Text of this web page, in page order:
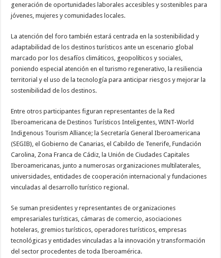
generación de oportunidades laborales accesibles y sostenibles para
jóvenes, mujeres y comunidades locales.
La atención del foro también estará centrada en la sostenibilidad y
adaptabilidad de los destinos turísticos ante un escenario global
marcado por los desafíos climáticos, geopolíticos y sociales,
poniendo especial atención en el turismo regenerativo, la resiliencia
territorial y el uso de la tecnología para anticipar riesgos y mejorar la
sostenibilidad de los destinos.
Entre otros participantes figuran representantes de la Red
Iberoamericana de Destinos Turísticos Inteligentes, WINT-World
Indigenous Tourism Alliance; la Secretaría General Iberoamericana
(SEGIB), el Gobierno de Canarias, el Cabildo de Tenerife, Fundación
Carolina, Zona Franca de Cádiz, la Unión de Ciudades Capitales
Iberoamericanas, junto a numerosas organizaciones multilaterales,
universidades, entidades de cooperación internacional y fundaciones
vinculadas al desarrollo turístico regional.
Se suman presidentes y representantes de organizaciones
empresariales turísticas, cámaras de comercio, asociaciones
hoteleras, gremios turísticos, operadores turísticos, empresas
tecnológicas y entidades vinculadas a la innovación y transformación
del sector procedentes de toda Iberoamérica.